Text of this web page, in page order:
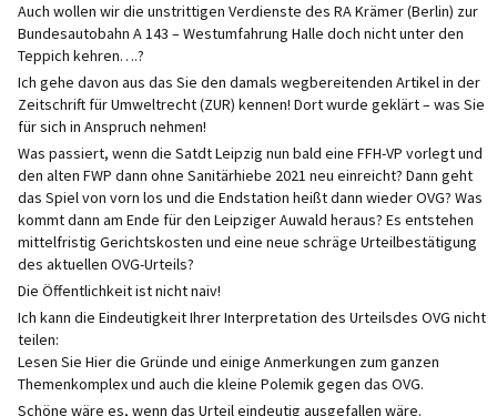
Auch wollen wir die unstrittigen Verdienste des RA Krämer (Berlin) zur
Bundesautobahn A 143 – Westumfahrung Halle doch nicht unter den
Teppich kehren….?
Ich gehe davon aus das Sie den damals wegbereitenden Artikel in der
Zeitschrift für Umweltrecht (ZUR) kennen! Dort wurde geklärt – was Sie
für sich in Anspruch nehmen!
Was passiert, wenn die Satdt Leipzig nun bald eine FFH-VP vorlegt und
den alten FWP dann ohne Sanitärhiebe 2021 neu einreicht? Dann geht
das Spiel von vorn los und die Endstation heißt dann wieder OVG? Was
kommt dann am Ende für den Leipziger Auwald heraus? Es entstehen
mittelfristig Gerichtskosten und eine neue schräge Urteilbestätigung
des aktuellen OVG-Urteils?
Die Öffentlichkeit ist nicht naiv!
Ich kann die Eindeutigkeit Ihrer Interpretation des Urteilsdes OVG nicht
teilen:
Lesen Sie Hier die Gründe und einige Anmerkungen zum ganzen
Themenkomplex und auch die kleine Polemik gegen das OVG.
Schöne wäre es, wenn das Urteil eindeutig ausgefallen wäre.